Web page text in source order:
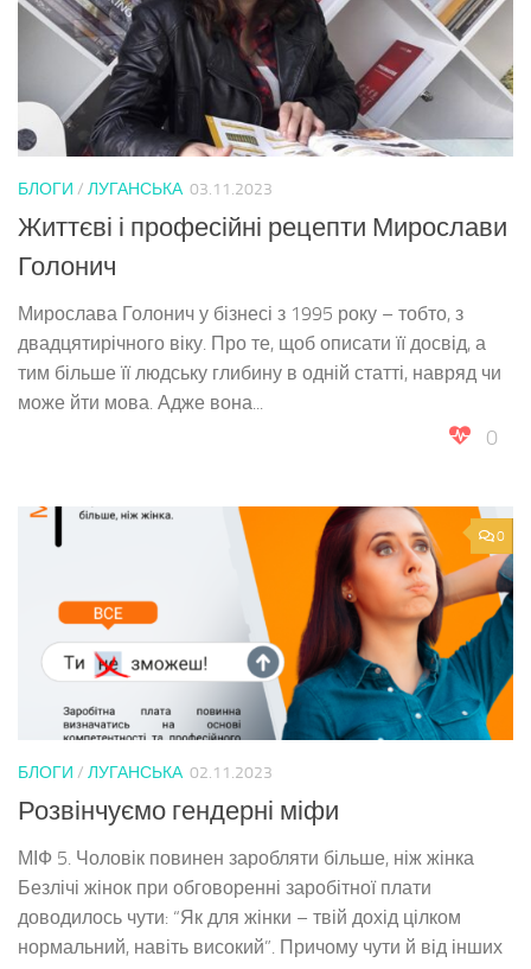
БЛОГИ / ЛУГАНСЬКА 03.11.2023
Життєві і професійні рецепти Мирослави
Голонич
Мирослава Голонич у бізнесі з 1995 року – тобто, з
двадцятирічного віку. Про те, щоб описати її досвід, а
тим більше її людську глибину в одній статті, навряд чи
може йти мова. Адже вона...
0
0
БЛОГИ / ЛУГАНСЬКА 02.11.2023
Розвінчуємо гендерні міфи
МІФ 5. Чоловік повинен заробляти більше, ніж жінка
Безлічі жінок при обговоренні заробітної плати
доводилось чути: “Як для жінки – твій дохід цілком
нормальний, навіть високий”. Причому чути й від інших